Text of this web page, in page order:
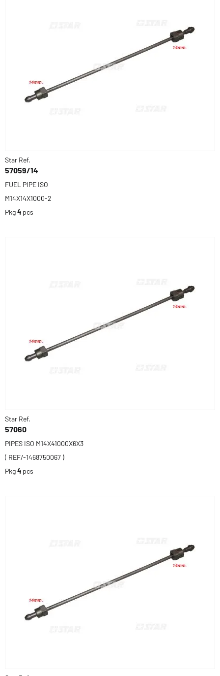
Star Ref.
57059/14
FUEL PIPE ISO
M14X14X1000-2
Pkg4 pcs
Star Ref.
57060
PIPES ISO M14X41000X6X3
( REF/-1468750067 )
Pkg4 pcs